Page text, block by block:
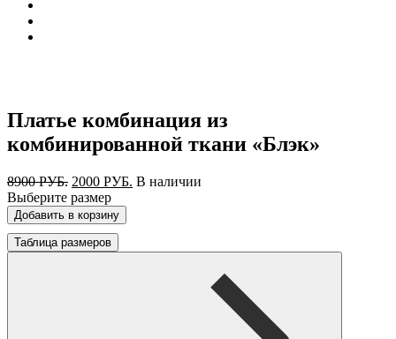
Платье комбинация из
комбинированной ткани «Блэк»
8900РУБ. Первоначальная
цена
составляла
8900 РУБ..
2000 РУБ. Текущая
В наличии
Выберите размер
Добавить в корзину
Таблица размеров